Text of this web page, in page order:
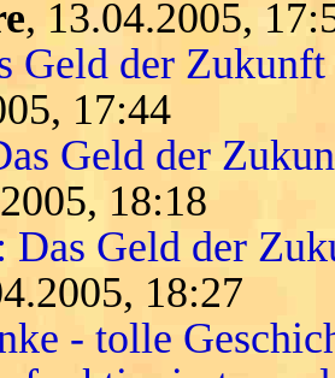
, 13.04.2005,
Geld der
17:44
Geld der
18:18
Das Geld der
18:27
- tolle